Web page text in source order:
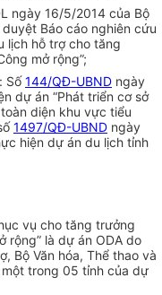
ngày 16/5/2014 của Bộ
Báo cáo nghiên cứu
lịch hỗ trợ cho tăng
mở rộng”;
Số144/QĐ-UBND ngày
dự án “Phát triển cơ sở
diện khu vực tiểu
1497/QĐ-UBND ngày
hiện dự án du lịch tỉnh
vụ cho tăng trưởng
rộng” là dự án ODA do
Bộ Văn hóa, Thể thao và
trong 05 tỉnh của dự